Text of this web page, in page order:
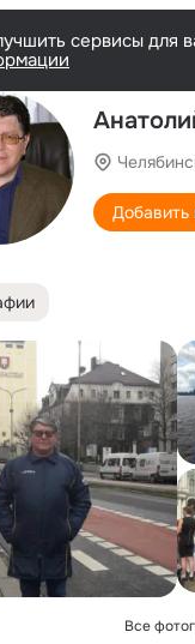
сервисы для
Добавить
Все